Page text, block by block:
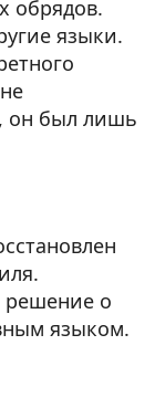
обрядов.
языки.
он был лишь
решение о
языком.